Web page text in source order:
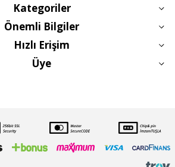
Kategoriler
Önemli Bilgiler
Hızlı Erişim
Üye